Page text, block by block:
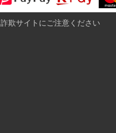
詐欺サイトにご注意ください